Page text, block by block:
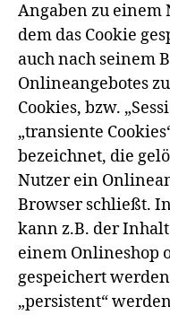
Angaben zu einem
dem das Cookie
auch nach seinem
Onlineangebotes
Cookies, bzw.
„transiente
bezeichnet, die
Nutzer ein
Browser schließt.
kann z.B. der
einem Onlineshop
gespeichert
„persistent“